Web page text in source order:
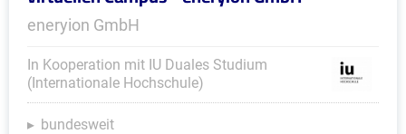
eneryion GmbH
In Kooperation mit IU Duales Studium
(Internationale Hochschule)
bundesweit